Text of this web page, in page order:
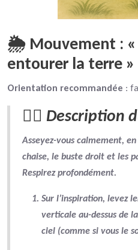
🌦 Mouvement : «
entourer la terre »
Orientation recommandée :
🧘‍♂️ Description
Asseyez-vous calmement,
chaise, le buste droit et les
Respirez profondément.
Sur l’inspiration, levez
verticale au-dessus de
ciel (comme si vous le